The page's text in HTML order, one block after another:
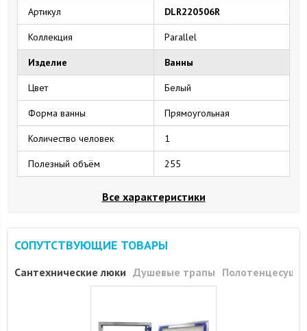
Артикул DLR220506R
Коллекция Parallel
Изделие Ванны
Цвет Белый
Форма ванны Прямоугольная
Количество человек 1
Полезный объём 255
Все характеристики
СОПУТСТВУЮЩИЕ ТОВАРЫ
Сантехнические люки Душевые трапы